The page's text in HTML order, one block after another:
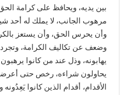
بين يديه، ويحافظ على كرامة
مرهوب الجانب، لا يملك له أحد
وأن يحرس الحق، وأن يستعز
وضعف عن تكاليف الكرامة،
يهابونه، وذل عند من كانوا
يحاولون شراءه، رخص حتى أعرضوا
الأقدام، أقدام الذين كانوا